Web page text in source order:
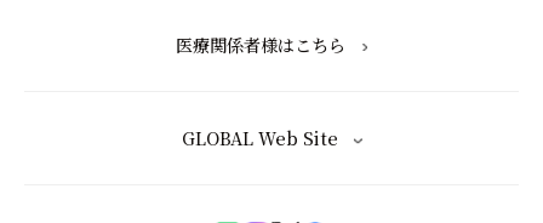
医療関係者様はこちら
GLOBAL Web Site